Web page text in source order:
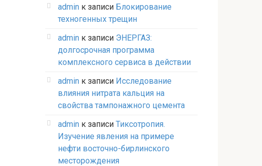
admin к записи Блокирование
техногенных трещин
admin к записи ЭНЕРГАЗ:
долгосрочная программа
комплексного сервиса в действии
admin к записи Исследование
влияния нитрата кальция на
свойства тампонажного цемента
admin к записи Тиксотропия.
Изучение явления на примере
нефти восточно-бирлинского
месторождения